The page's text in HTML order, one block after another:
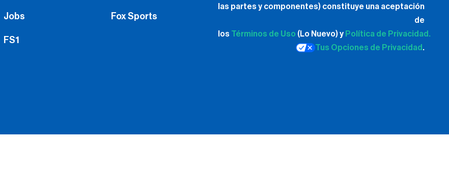
Jobs
FS1
Fox Sports
las partes y componentes) constituye una aceptación
de
los Términos de Uso (Lo Nuevo) y Política de Privacidad.
Tus Opciones de Privacidad .